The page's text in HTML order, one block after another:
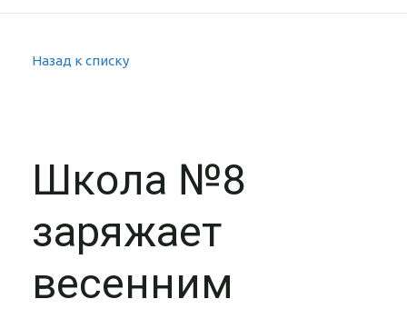
Назад к списку
Школа №8
заряжает
весенним